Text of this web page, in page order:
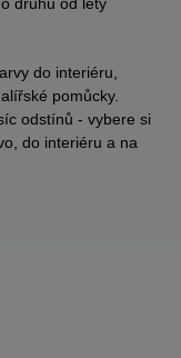
do interiéru,
pomůcky.
odstínů - vybere si
do interiéru a na